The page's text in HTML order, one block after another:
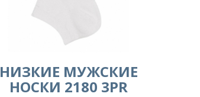
НИЗКИЕ МУЖСКИЕ
НОСКИ 2180 3PR